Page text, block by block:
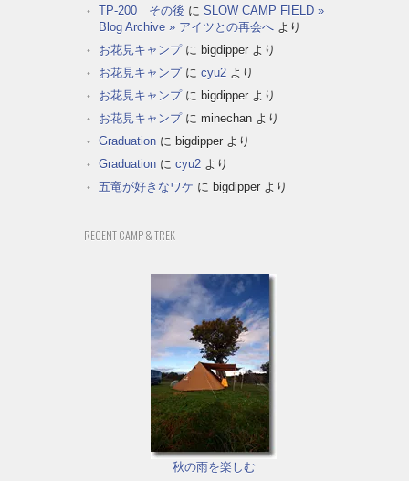
TP-200 その後 に SLOW CAMP FIELD »
Blog Archive » アイツとの再会へ より
お花見キャンプに bigdipper より
お花見キャンプに cyu2 より
お花見キャンプに bigdipper より
お花見キャンプに minechan より
Graduation に bigdipper より
Graduation に cyu2 より
五竜が好きなワケ に bigdipper より
RECENT CAMP & TREK
秋の雨を楽しむ